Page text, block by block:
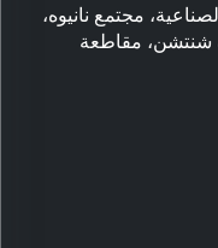
مجتمع نانيوه،
شنتشن، مقاطعة